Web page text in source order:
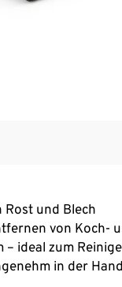
Rost und Blech
von Koch-
ideal zum
in der Hand